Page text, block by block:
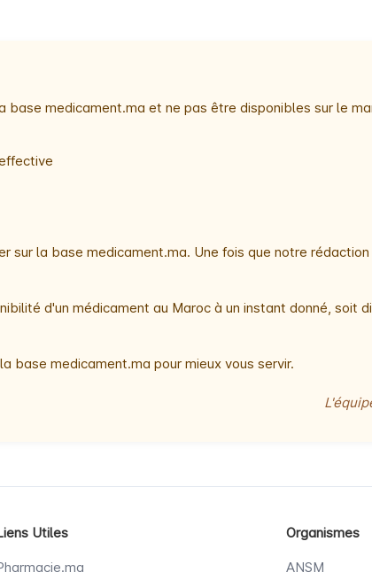
medicament.ma et ne pas être disponibles sur le
sur la base medicament.ma. Une fois que notre
d'un médicament au Maroc à un instant donné, soit
base medicament.ma pour mieux vous servir.
Utiles Organismes
ANSM